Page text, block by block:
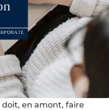
doit, en amont, faire